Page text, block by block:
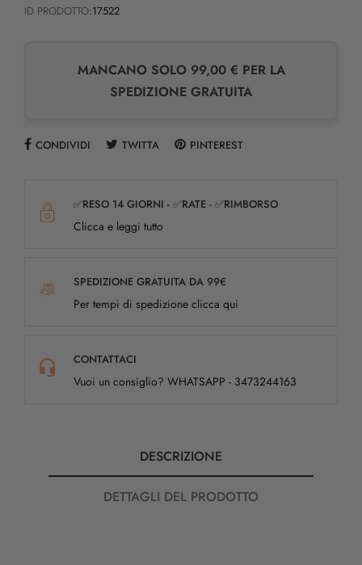
ID PRODOTTO:17522
MANCANO SOLO 99,00 € PER LA
SPEDIZIONE GRATUITA
CONDIVIDI TWITTA PINTEREST
✅RESO 14 GIORNI - ✅RATE - ✅RIMBORSO
Clicca e leggi tutto
SPEDIZIONE GRATUITA DA 99€
Per tempi di spedizione clicca qui
CONTATTACI
Vuoi un consiglio? WHATSAPP - 3473244163
DESCRIZIONE
DETTAGLI DEL PRODOTTO